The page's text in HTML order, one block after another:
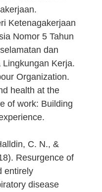
Ketenagakerjaan
Nomor 5 Tahun
dan
Kerja.
Organization.
health at the
of work: Building
C. N., &
Resurgence of
entirely
disease